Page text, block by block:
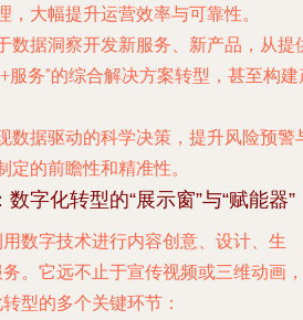
，大幅提升运营效率与可靠性。
数据洞察开发新服务、新产品，从提
服务”的综合解决方案转型，甚至构建
数据驱动的科学决策，提升风险预警
定的前瞻性和精准性。
字化转型的“展示窗”与“赋能器”
数字技术进行内容创意、设计、生
。它远不止于宣传视频或三维动画，
型的多个关键环节：